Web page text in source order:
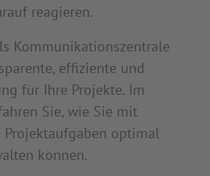
reagieren.
Kommunikationszentrale
effiziente und
für Ihre Projekte. Im
Sie, wie Sie mit
Projektaufgaben optimal
können.